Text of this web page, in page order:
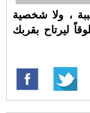
، ولا شخصية
ليرتاح بقربك